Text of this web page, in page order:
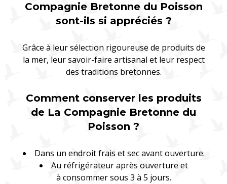
Compagnie Bretonne du Poisson
sont-ils si appréciés ?
Grâce à leur sélection rigoureuse de produits de
la mer, leur savoir-faire artisanal et leur respect
des traditions bretonnes.
Comment conserver les produits
de La Compagnie Bretonne du
Poisson ?
Dans un endroit frais et sec avant ouverture.
Au réfrigérateur après ouverture et
à consommer sous 3 à 5 jours.